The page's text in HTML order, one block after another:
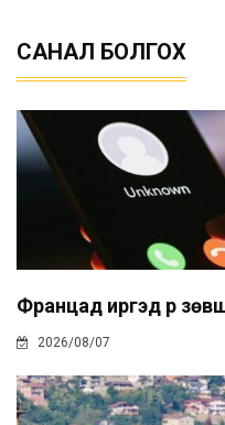
САНАЛ БОЛГОХ
Францад иргэд рүү
2026/08/07